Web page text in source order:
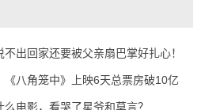
出回家还要被父亲扇巴掌好扎心！
八角笼中》上映6天总票房破10亿
么电影，看哭了星爷和莫言？